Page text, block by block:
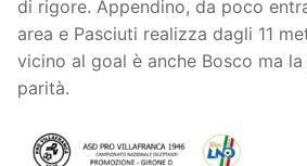
di rigore. Appendino, da poco
area e Pasciuti realizza dagli 11
vicino al goal è anche Bosco ma
parità.